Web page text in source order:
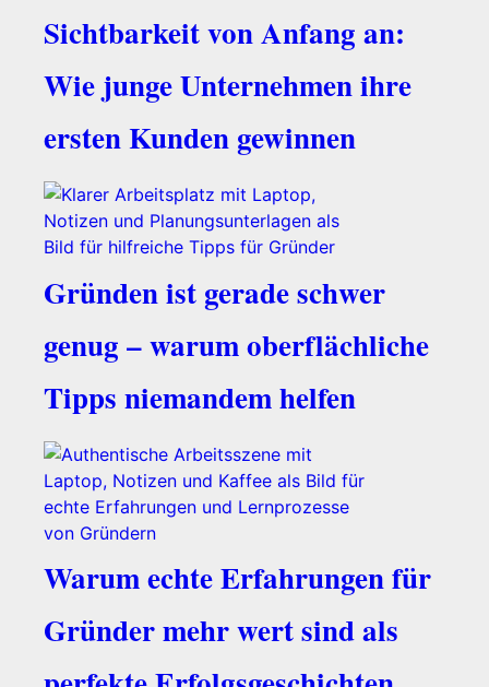
Sichtbarkeit von Anfang an:
Wie junge Unternehmen ihre
ersten Kunden gewinnen
Gründen ist gerade schwer
genug – warum oberflächliche
Tipps niemandem helfen
Warum echte Erfahrungen für
Gründer mehr wert sind als